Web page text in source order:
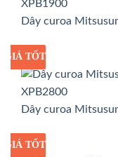
Dây curoa
GIÁ SỈ
GIÁ TỐT
Dây curoa
GIÁ SỈ
GIÁ TỐT